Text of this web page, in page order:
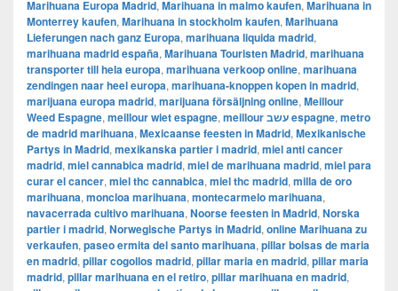
Marihuana Europa Madrid, Marihuana in malmo kaufen, Marihuana in
Monterrey kaufen, Marihuana in stockholm kaufen, Marihuana
Lieferungen nach ganz Europa, marihuana liquida madrid,
marihuana madrid españa, Marihuana Touristen Madrid, marihuana
transporter till hela europa, marihuana verkoop online, marihuana
zendingen naar heel europa, marihuana-knoppen kopen in madrid,
marijuana europa madrid, marijuana försäljning online, Meillour
Weed Espagne, meillour wiet espagne, meillour עשב espagne, metro
de madrid marihuana, Mexicaanse feesten in Madrid, Mexikanische
Partys in Madrid, mexikanska partier i madrid, miel anti cancer
madrid, miel cannabica madrid, miel de marihuana madrid, miel para
curar el cancer, miel thc cannabica, miel thc madrid, milla de oro
marihuana, moncloa marihuana, montecarmelo marihuana,
navacerrada cultivo marihuana, Noorse feesten in Madrid, Norska
partier i madrid, Norwegische Partys in Madrid, online Marihuana zu
verkaufen, paseo ermita del santo marihuana, pillar bolsas de maria
en madrid, pillar cogollos madrid, pillar maria en madrid, pillar maria
madrid, pillar marihuana en el retiro, pillar marihuana en madrid,